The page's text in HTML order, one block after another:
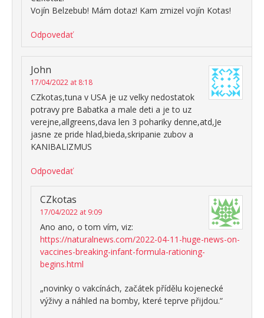
Vojín Belzebub! Mám dotaz! Kam zmizel vojín Kotas!
Odpovedať
John
17/04/2022 at 8:18
CZkotas,tuna v USA je uz velky nedostatok
potravy pre Babatka a male deti a je to uz
verejne,allgreens,dava len 3 pohariky denne,atd,Je
jasne ze pride hlad,bieda,skripanie zubov a
KANIBALIZMUS
Odpovedať
CZkotas
17/04/2022 at 9:09
Ano ano, o tom vím, viz:
https://naturalnews.com/2022-04-11-huge-news-on-
vaccines-breaking-infant-formula-rationing-
begins.html
„novinky o vakcínách, začátek přídělu kojenecké
výživy a náhled na bomby, které teprve přijdou.“